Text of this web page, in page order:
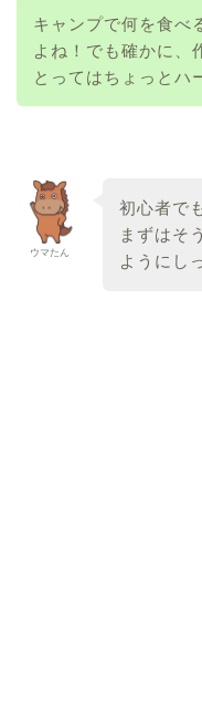
キャンプで何を食べ
よね！でも確かに、
とってはちょっとハ
ウマたん
初心者で
まずはそ
ようにし